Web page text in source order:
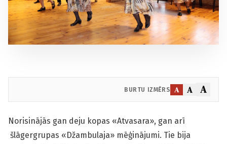
BURTU IZMĒRS A A A
Norisinājās gan deju kopas «Atvasara», gan arī
šlāgergrupas «Džambulaja» mēģinājumi. Tie bija